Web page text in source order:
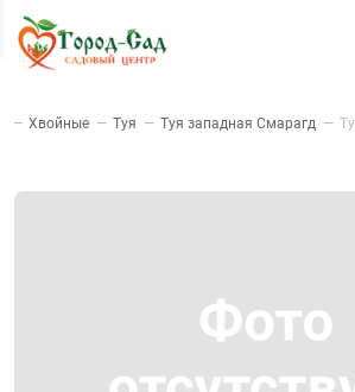
— Хвойные — Туя — Туя западная Смарагд —